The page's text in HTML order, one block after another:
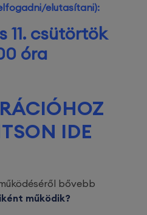
elutasítani):
11. csütörtök
óra
IDE
bővebb
működik?